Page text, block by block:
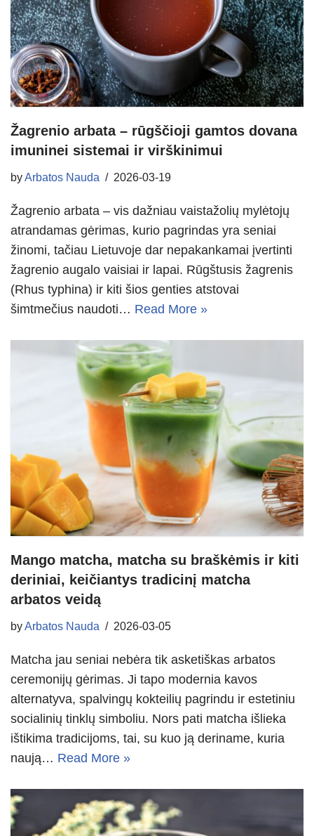
Žagrenio arbata – rūgščioji gamtos dovana
imuninei sistemai ir virškinimui
byArbatos Nauda 2026-03-19
Žagrenio arbata – vis dažniau vaistažolių mylėtojų
atrandamas gėrimas, kurio pagrindas yra seniai
žinomi, tačiau Lietuvoje dar nepakankamai įvertinti
žagrenio augalo vaisiai ir lapai. Rūgštusis žagrenis
(Rhus typhina) ir kiti šios genties atstovai
šimtmečius naudoti… Read More »
Mango matcha, matcha su braškėmis ir kiti
deriniai, keičiantys tradicinį matcha
arbatos veidą
byArbatos Nauda 2026-03-05
Matcha jau seniai nebėra tik asketiškas arbatos
ceremonijų gėrimas. Ji tapo modernia kavos
alternatyva, spalvingų kokteilių pagrindu ir estetiniu
socialinių tinklų simboliu. Nors pati matcha išlieka
ištikima tradicijoms, tai, su kuo ją deriname, kuria
naują… Read More »